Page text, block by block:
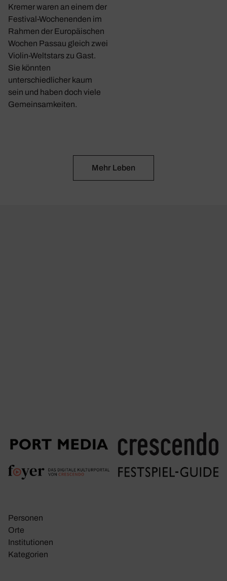
Kremer waren an einem der
Festival-Wochenenden im
Rahmen der Europäischen
Wochen Passau gleich zwei
Violin-Weltstars zu Gast.
Sie könnten
unterschiedlicher kaum
sein und haben doch viele
Gemeinsamkeiten.
Mehr Leben
Personen
Orte
Insti­tu­tionen
Kate­go­rien